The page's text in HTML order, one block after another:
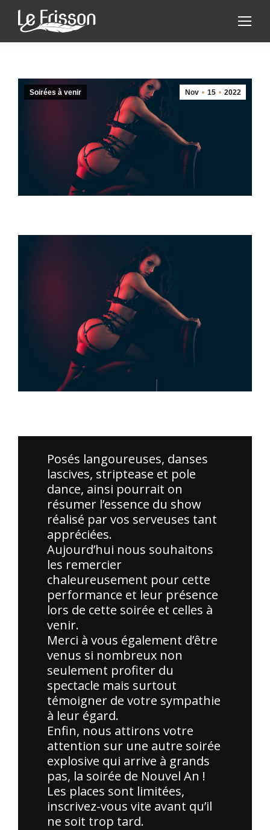
Nov 15 2022
Soirées à venir
Posés langoureuses, danses
lascives, striptease et pole
dance, ainsi pourrait on
résumer l’essence du show
réalisé par vos serveuses tant
appréciées.
Aujourd’hui nous souhaitons
les remercier
chaleureusement pour cette
performance et leur présence
lors de cette soirée et celles à
venir.
Merci à vous également d’être
venus si nombreux non
seulement profiter du
spectacle mais surtout
témoigner de votre sympathie
à leur égard.
Enfin, nous attirons votre
attention sur une autre soirée
explosive qui arrive à grands
pas, la soirée de Nouvel An !
Les places sont limitées,
inscrivez-vous vite avant qu’il
ne soit trop tard.